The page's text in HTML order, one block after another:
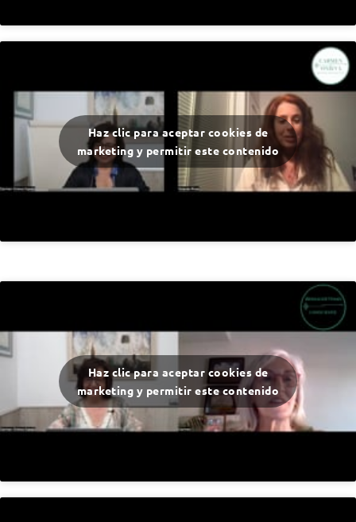
Haz clic para aceptar cookies de
marketing y permitir este contenido
Haz clic para aceptar cookies de
marketing y permitir este contenido